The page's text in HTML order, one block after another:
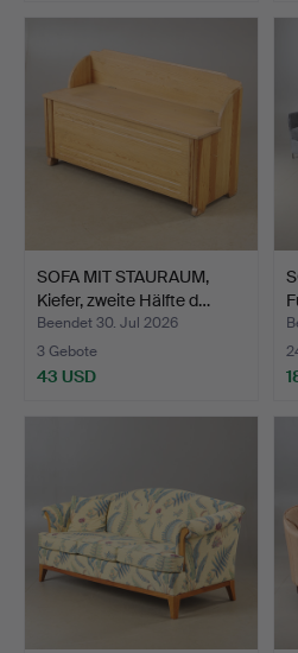
SOFA MIT STAURAUM,
Kiefer, zweite Hälfte d…
Beendet 30. Jul 2026
3 Gebote
43 USD